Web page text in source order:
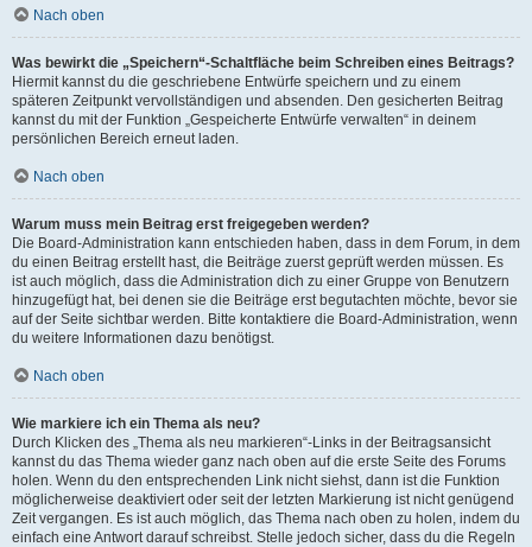
Nach oben
Was bewirkt die „Speichern“-Schaltfläche beim Schreiben eines Beitrags?
Hiermit kannst du die geschriebene Entwürfe speichern und zu einem
späteren Zeitpunkt vervollständigen und absenden. Den gesicherten Beitrag
kannst du mit der Funktion „Gespeicherte Entwürfe verwalten“ in deinem
persönlichen Bereich erneut laden.
Nach oben
Warum muss mein Beitrag erst freigegeben werden?
Die Board-Administration kann entschieden haben, dass in dem Forum, in dem
du einen Beitrag erstellt hast, die Beiträge zuerst geprüft werden müssen. Es
ist auch möglich, dass die Administration dich zu einer Gruppe von Benutzern
hinzugefügt hat, bei denen sie die Beiträge erst begutachten möchte, bevor sie
auf der Seite sichtbar werden. Bitte kontaktiere die Board-Administration, wenn
du weitere Informationen dazu benötigst.
Nach oben
Wie markiere ich ein Thema als neu?
Durch Klicken des „Thema als neu markieren“-Links in der Beitragsansicht
kannst du das Thema wieder ganz nach oben auf die erste Seite des Forums
holen. Wenn du den entsprechenden Link nicht siehst, dann ist die Funktion
möglicherweise deaktiviert oder seit der letzten Markierung ist nicht genügend
Zeit vergangen. Es ist auch möglich, das Thema nach oben zu holen, indem du
einfach eine Antwort darauf schreibst. Stelle jedoch sicher, dass du die Regeln